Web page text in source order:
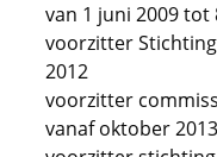
van 1 juni 2009
voorzitter
2012
voorzitter
vanaf oktober 2013